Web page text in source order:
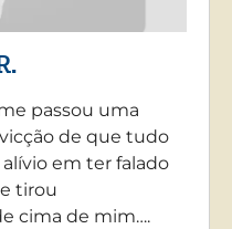
passou uma
de que tudo
em ter falado
tirou
cima de mim….